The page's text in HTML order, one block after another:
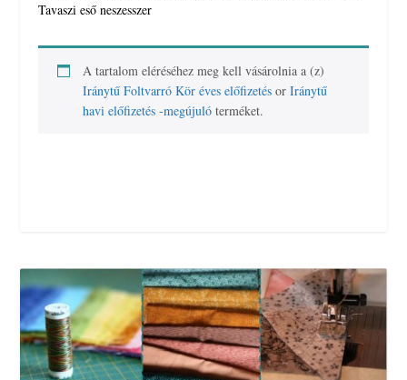
Tavaszi eső neszesszer
A tartalom eléréséhez meg kell vásárolnia a (z)
Iránytű Foltvarró Kör éves előfizetés orIránytű
havi előfizetés -megújuló terméket.